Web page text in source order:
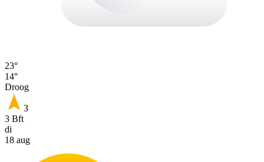
23°
14°
Droog
3
3 Bft
di
18 aug